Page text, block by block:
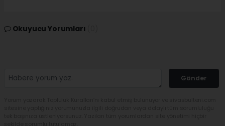
Okuyucu Yorumları
Gönder